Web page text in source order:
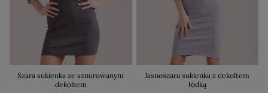
Szara sukienka ze sznurowanym
dekoltem
Jasnoszara sukienka z dekoltem
łódką